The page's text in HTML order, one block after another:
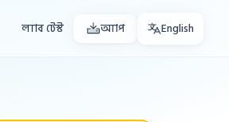
ল্যাব টেস্ট অ্যাপ English